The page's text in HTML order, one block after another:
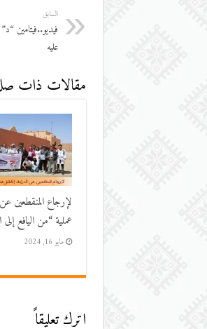
السابق
فيديو..فيتامين
عليه
مقالات ذات
لإرجاع المنقطعين
عملية “من اليافع إلى
مايو 16, 2024
اترك تعليقاً